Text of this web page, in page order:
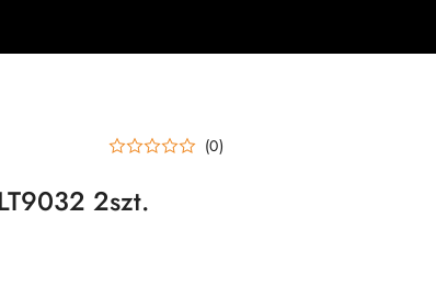
(0)
2szt.